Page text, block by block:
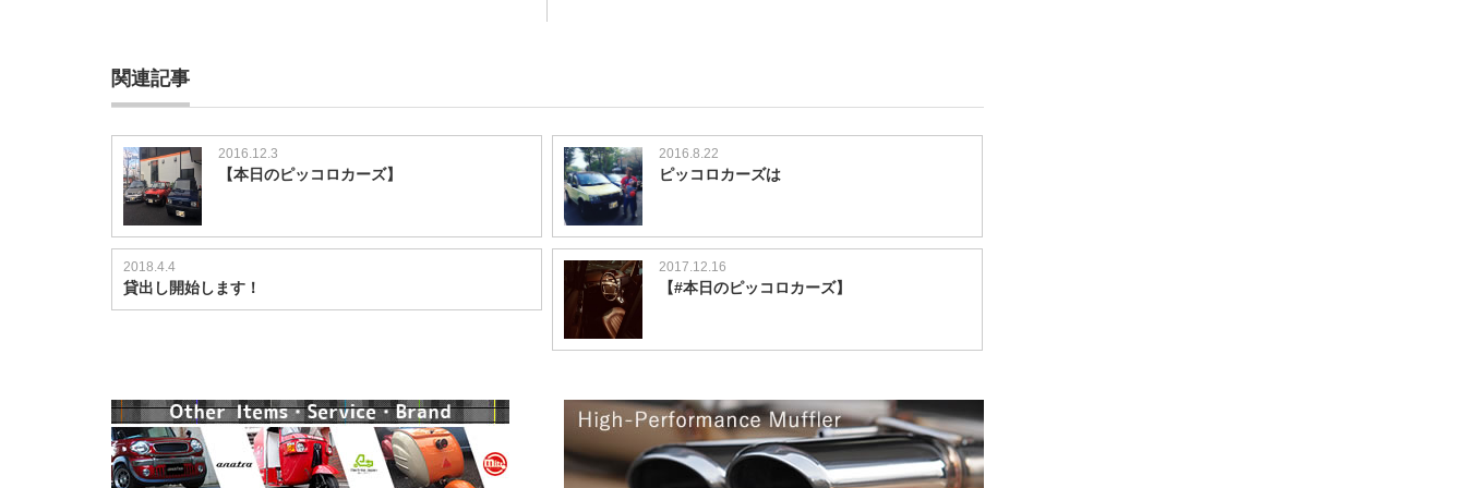
関連記事
2016.12.3
【本日のピッコロカーズ】
2016.8.22
ピッコロカーズは
2018.4.4
貸出し開始します！
2017.12.16
【#本日のピッコロカーズ】